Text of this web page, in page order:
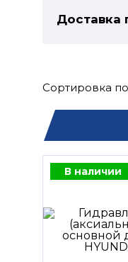
Сортировка
В наличии